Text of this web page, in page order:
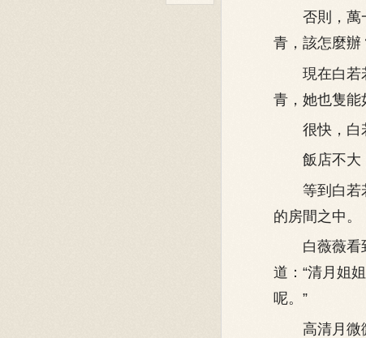
否則，萬一
青，該怎麼辦
現在白若若
青，她也隻能
很快，白若
飯店不大，
等到白若若
的房間之中。
白薇薇看到
道：“清月姐
呢。”
高清月微微